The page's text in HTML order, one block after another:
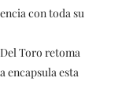
con toda su
Toro retoma
encapsula esta